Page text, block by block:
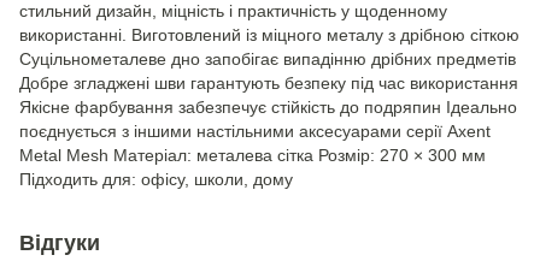
стильний дизайн, міцність і практичність у щоденному
використанні. Виготовлений із міцного металу з дрібною сіткою
Суцільнометалеве дно запобігає випадінню дрібних предметів
Добре згладжені шви гарантують безпеку під час використання
Якісне фарбування забезпечує стійкість до подряпин Ідеально
поєднується з іншими настільними аксесуарами серії Axent
Metal Mesh Матеріал: металева сітка Розмір: 270 × 300 мм
Підходить для: офісу, школи, дому
Відгуки